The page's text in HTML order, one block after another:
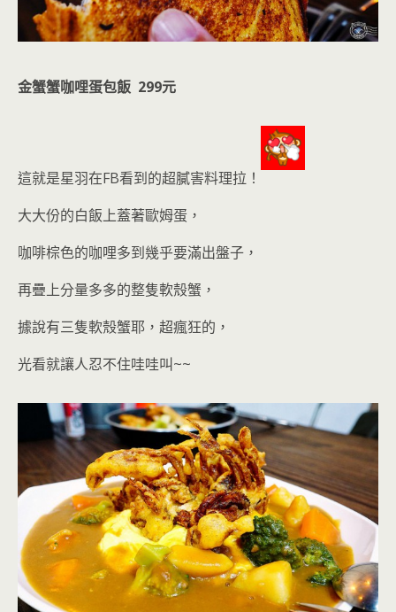
金蟹蟹咖哩蛋包飯 299元
這就是星羽在FB看到的超膩害料理拉！
大大份的白飯上蓋著歐姆蛋，
咖啡棕色的咖哩多到幾乎要滿出盤子，
再疊上分量多多的整隻軟殼蟹，
據說有三隻軟殼蟹耶，超瘋狂的 ，
光看就讓人忍不住哇哇叫~~